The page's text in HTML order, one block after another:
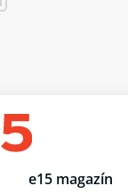
e15 magazín